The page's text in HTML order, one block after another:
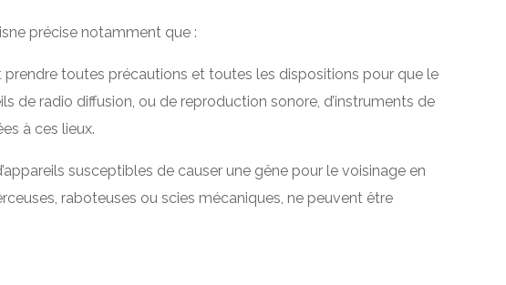
précise notamment que :
toutes précautions et toutes les dispositions pour que le
de radio diffusion, ou de reproduction sonore, d’instruments de
à ces lieux.
susceptibles de causer une gêne pour le voisinage en
raboteuses ou scies mécaniques, ne peuvent être